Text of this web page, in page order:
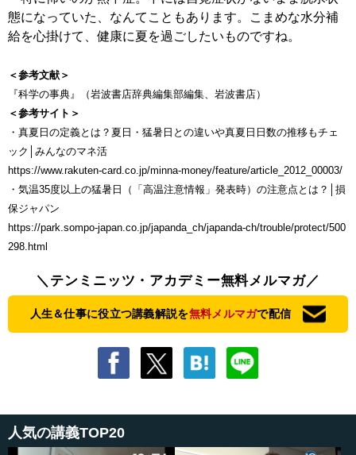
態になっていた、なんてこともあります。こまめな水分補
給を心掛けて、健康に夏を過ごしたいものですね。
＜参考文献＞
『科学の事典』（岩波書店辞典編集部編集、岩波書店）
＜参考サイト＞
・真夏日の定義とは？夏日・猛暑日との違いや真夏日日数の推移もチェ
ック│みんなのマネ活
https://www.rakuten-card.co.jp/minna-money/feature/article_2012_00003/
・気温35度以上の猛暑日（「高温注意情報」発表時）の注意点とは？│損
保ジャパン
https://park.sompo-japan.co.jp/japanda_ch/japanda-ch/trouble/protect/500
298.html
＼テンミニッツ・アカデミー無料メルマガ／
人生＆仕事に役立つ講義解説を無料メルマガで配信
人気の講義TOP20